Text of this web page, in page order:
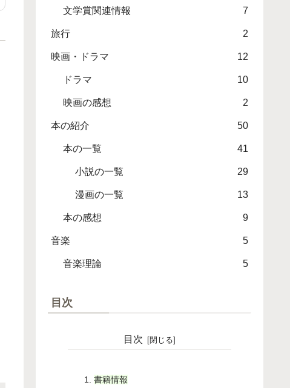
文学賞関連情報 7
旅行 2
映画・ドラマ 12
ドラマ 10
映画の感想 2
本の紹介 50
本の一覧 41
小説の一覧 29
漫画の一覧 13
本の感想 9
音楽 5
音楽理論 5
目次
目次
書籍情報